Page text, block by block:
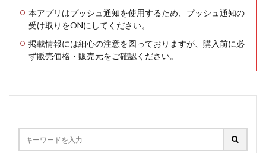
本アプリはプッシュ通知を使用するため、プッシュ通知の
受け取りをONにしてください。
掲載情報には細心の注意を図っておりますが、購入前に必
ず販売価格・販売元をご確認ください。